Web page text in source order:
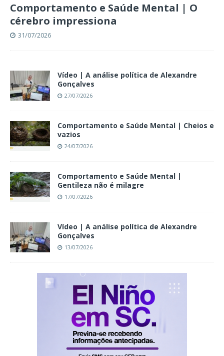
Comportamento e Saúde Mental | O
cérebro impressiona
31/07/2026
Vídeo | A análise política de Alexandre
Gonçalves
27/07/2026
Comportamento e Saúde Mental | Cheios e
vazios
24/07/2026
Comportamento e Saúde Mental |
Gentileza não é milagre
17/07/2026
Vídeo | A análise política de Alexandre
Gonçalves
13/07/2026